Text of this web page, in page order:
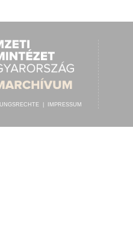
IMPRESSUM